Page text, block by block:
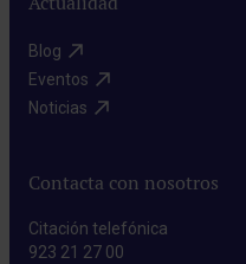
Blog​
Eventos​
Noticias​
Contacta con nosotros
Citación telefónica
923 21 27 00